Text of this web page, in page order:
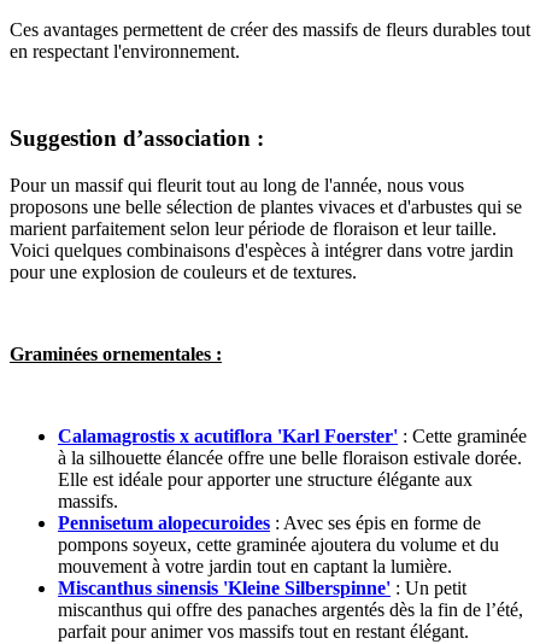
Ces avantages permettent de créer des massifs de fleurs durables tout
en respectant l'environnement.
Suggestion d’association :
Pour un massif qui fleurit tout au long de l'année, nous vous
proposons une belle sélection de plantes vivaces et d'arbustes qui se
marient parfaitement selon leur période de floraison et leur taille.
Voici quelques combinaisons d'espèces à intégrer dans votre jardin
pour une explosion de couleurs et de textures.
Graminées ornementales :
Calamagrostis x acutiflora 'Karl Foerster' : Cette graminée
à la silhouette élancée offre une belle floraison estivale dorée.
Elle est idéale pour apporter une structure élégante aux
massifs.
Pennisetum alopecuroides : Avec ses épis en forme de
pompons soyeux, cette graminée ajoutera du volume et du
mouvement à votre jardin tout en captant la lumière.
Miscanthus sinensis 'Kleine Silberspinne' : Un petit
miscanthus qui offre des panaches argentés dès la fin de l’été,
parfait pour animer vos massifs tout en restant élégant.